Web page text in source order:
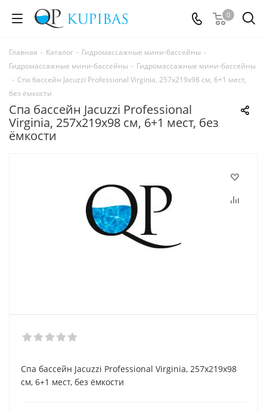
0
Главная - Каталог - Гидромассажные мини-бассейны -
Гидромассажные мини-бассейны - Гидромассажные мини-бассейны
- Спа бассейн Jacuzzi Professional Virginia, 257x219х98 см, 6+1 мест,
без ёмкости
Спа бассейн Jacuzzi Professional
Virginia, 257x219х98 см, 6+1 мест, без
ёмкости
Спа бассейн Jacuzzi Professional Virginia, 257x219х98
см, 6+1 мест, без ёмкости